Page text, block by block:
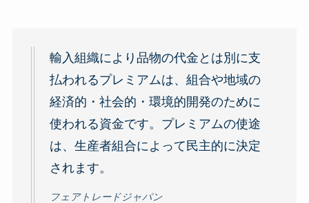
輸入組織により品物の代金とは別に支
払われるプレミアムは、組合や地域の
経済的・社会的・環境的開発のために
使われる資金です。プレミアムの使途
は、生産者組合によって民主的に決定
されます。
フェアトレードジャパン